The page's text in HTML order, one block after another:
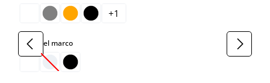
+1
Color del marcoselect
(Esta opción no está disponible en este momento.)